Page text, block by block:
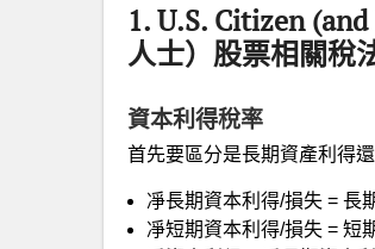
1. U.S. Citizen
人士）股票相關稅
資本利得稅率
首先要區分是長期資產利得
凈長期資本利得/損失 = 長
凈短期資本利得/損失 = 短